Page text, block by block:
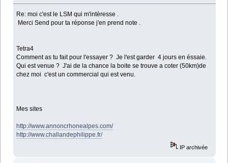
Re: moi c'est le LSM qui m'intèresse .
Merci Send pour ta réponse j'en prend note .
Tetra4
Comment as tu fait pour l'essayer ? Je l'est garder 4 jours en éssaie.
Qui est venue ? J'ai de la chance la boite se trouve a coter (50km)de
chez moi c'est un commercial qui est venu.
Mes sites
http://www.annoncrhonealpes.com/
http://www.challandephilippe.fr/
IP archivée